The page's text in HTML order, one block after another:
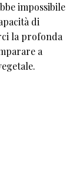
impossibile
di
la profonda
a